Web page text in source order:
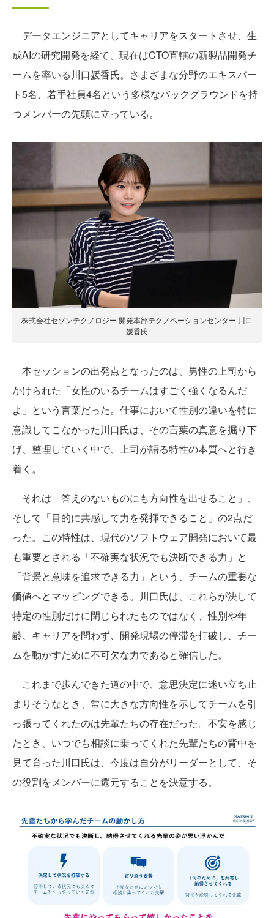
データエンジニアとしてキャリアをスタートさせ、生
成AIの研究開発を経て、現在はCTO直轄の新製品開発チ
ームを率いる川口媛香氏。さまざまな分野のエキスパー
ト5名、若手社員4名という多様なバックグラウンドを持
つメンバーの先頭に立っている。
株式会社セゾンテクノロジー 開発本部テクノベーションセンター 川口
媛香氏
本セッションの出発点となったのは、男性の上司から
かけられた「女性のいるチームはすごく強くなるんだ
よ」という言葉だった。仕事において性別の違いを特に
意識してこなかった川口氏は、その言葉の真意を掘り下
げ、整理していく中で、上司が語る特性の本質へと行き
着く。
それは「答えのないものにも方向性を出せること」、
そして「目的に共感して力を発揮できること」の2点だ
った。この特性は、現代のソフトウェア開発において最
も重要とされる「不確実な状況でも決断できる力」と
「背景と意味を追求できる力」という、チームの重要な
価値へとマッピングできる。川口氏は、これらが決して
特定の性別だけに閉じられたものではなく、性別や年
齢、キャリアを問わず、開発現場の停滞を打破し、チー
ムを動かすために不可欠な力であると確信した。
これまで歩んできた道の中で、意思決定に迷い立ち止
まりそうなとき、常に大きな方向性を示してチームを引
っ張ってくれたのは先輩たちの存在だった。不安を感じ
たとき、いつでも相談に乗ってくれた先輩たちの背中を
見て育った川口氏は、今度は自分がリーダーとして、そ
の役割をメンバーに還元することを決意する。